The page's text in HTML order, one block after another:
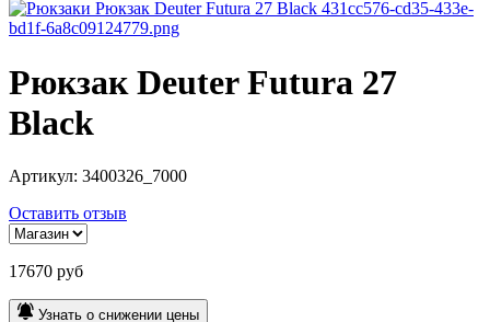
Рюкзак Deuter Futura 27
Black
Артикул: 3400326_7000
Оставить отзыв
17670 руб
Узнать о снижении цены